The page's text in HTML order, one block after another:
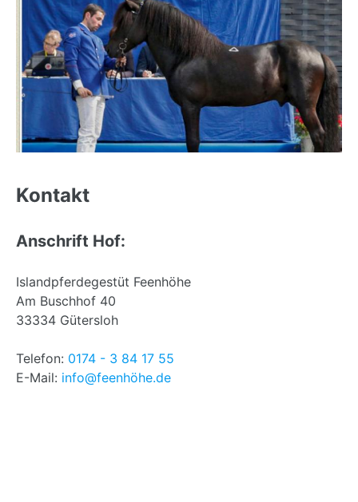
to
Kontakt
Anschrift Hof:
Islandpferdegestüt Feenhöhe
Am Buschhof 40
33334 Gütersloh
Telefon: 0174 - 3 84 17 55
E-Mail: info@feenhöhe.de